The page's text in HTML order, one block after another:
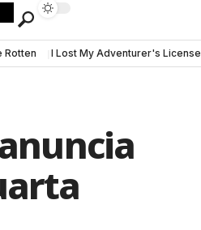
Rotten I Lost My Adventurer's License